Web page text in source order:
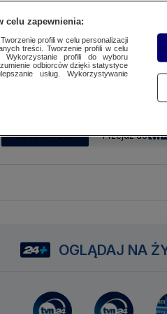
SUBSKRYBUJ Przejdź do
OGLĄDAJ NA
celu zapewnienia:
profili w celu personalizacji
treści. Tworzenie profili w celu
Wykorzystanie profili do wyboru
odbiorców dzięki statystyce
usług. Wykorzystywanie